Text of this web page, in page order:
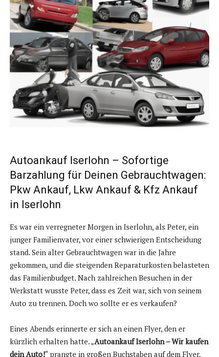
Autoankauf Iserlohn – Sofortige
Barzahlung für Deinen Gebrauchtwagen:
Pkw Ankauf, Lkw Ankauf & Kfz Ankauf
in Iserlohn
Es war ein verregneter Morgen in Iserlohn, als Peter, ein
junger Familienvater, vor einer schwierigen Entscheidung
stand. Sein alter Gebrauchtwagen war in die Jahre
gekommen, und die steigenden Reparaturkosten belasteten
das Familienbudget. Nach zahlreichen Besuchen in der
Werkstatt wusste Peter, dass es Zeit war, sich von seinem
Auto zu trennen. Doch wo sollte er es verkaufen?
Eines Abends erinnerte er sich an einen Flyer, den er
kürzlich erhalten hatte. „Autoankauf Iserlohn – Wir kaufen
dein Auto!“ prangte in großen Buchstaben auf dem Flyer.